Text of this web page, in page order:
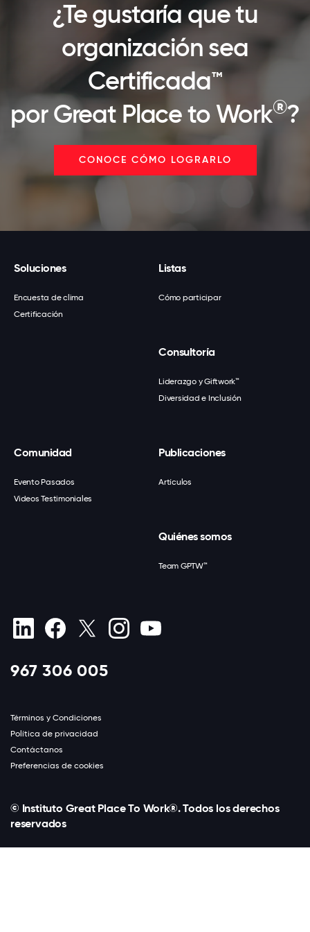
¿Te gustaría que tu
organización sea
Certificada™
por Great Place to Work®?
CONOCE CÓMO LOGRARLO
Soluciones
Encuesta de clima
Certificación
Listas
Cómo participar
Consultoría
Liderazgo y Giftwork™
Diversidad e Inclusión
Comunidad
Evento Pasados
Videos Testimoniales
Publicaciones
Artículos
Quiénes somos
Team GPTW™
967 306 005
Términos y Condiciones
Política de privacidad
Contáctanos
Preferencias de cookies
© Instituto Great Place To Work®. Todos los derechos
reservados